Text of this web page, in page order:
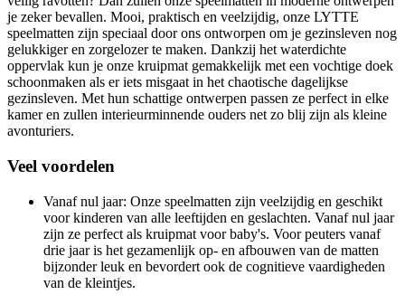
je zeker bevallen. Mooi, praktisch en veelzijdig, onze LYTTE
speelmatten zijn speciaal door ons ontworpen om je gezinsleven nog
gelukkiger en zorgelozer te maken. Dankzij het waterdichte
oppervlak kun je onze kruipmat gemakkelijk met een vochtige doek
schoonmaken als er iets misgaat in het chaotische dagelijkse
gezinsleven. Met hun schattige ontwerpen passen ze perfect in elke
kamer en zullen interieurminnende ouders net zo blij zijn als kleine
avonturiers.
Veel voordelen
Vanaf nul jaar: Onze speelmatten zijn veelzijdig en geschikt
voor kinderen van alle leeftijden en geslachten. Vanaf nul jaar
zijn ze perfect als kruipmat voor baby's. Voor peuters vanaf
drie jaar is het gezamenlijk op- en afbouwen van de matten
bijzonder leuk en bevordert ook de cognitieve vaardigheden
van de kleintjes.